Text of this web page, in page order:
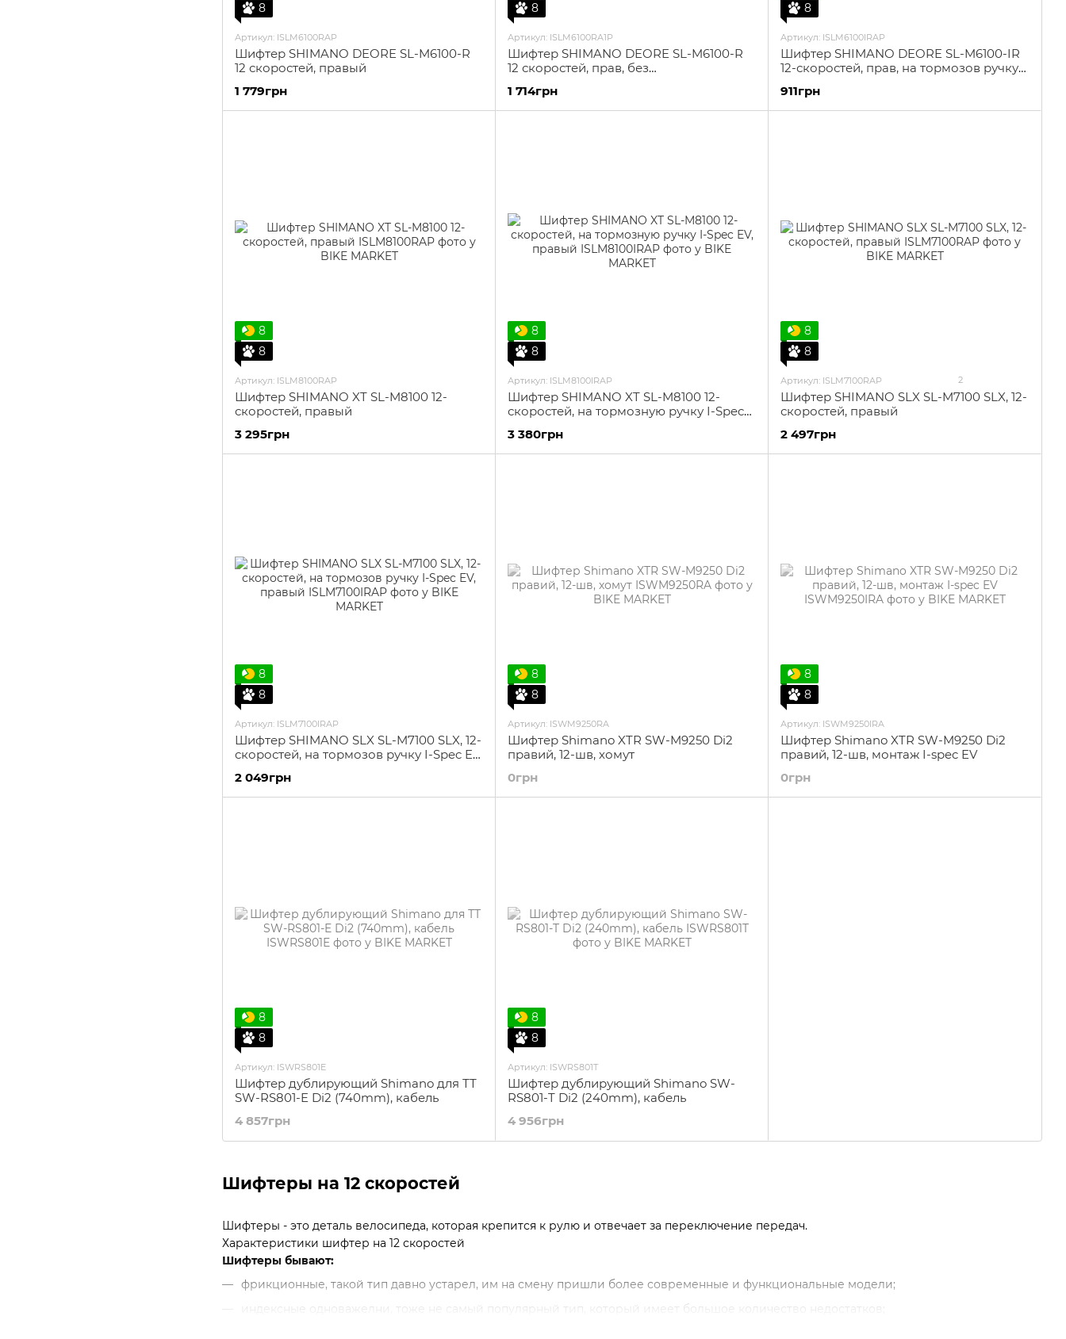
Шифтеры на 12 скоростей
Шифтеры - это деталь велосипеда, которая крепится к рулю и отвечает за переключение передач.
Характеристики шифтер на 12 скоростей
Шифтеры бывают:
фрикционные, такой тип давно устарел, им на смену пришли более современные и функциональные модели;
индексные одноважелни, тоже не самый популярный тип, который имеет большое количество недостатков;
8
Артикул: ISLM6100RAP
Шифтер SHIMANO DEORE SL-M6100-R
12 скоростей, правый
1 779грн
8
Артикул: ISLM6100RA1P
Шифтер SHIMANO DEORE SL-M6100-R
12 скоростей, прав, без
1 714грн
8
Артикул: ISLM6100IRAP
Шифтер SHIMANO DEORE SL-M6100-IR
12-скоростей, прав, на тормозов ручку
911грн
8
8
Артикул: ISLM8100RAP
Шифтер SHIMANO XT SL-M8100 12-
скоростей, правый
3 295грн
8
8
Артикул: ISLM8100IRAP
Шифтер SHIMANO XT SL-M8100 12-
скоростей, на тормозную ручку I-Spec
3 380грн
8
8
Артикул: ISLM7100RAP 2
Шифтер SHIMANO SLX SL-M7100 SLX, 12-
скоростей, правый
2 497грн
8
8
Артикул: ISLM7100IRAP
Шифтер SHIMANO SLX SL-M7100 SLX, 12-
скоростей, на тормозов ручку I-Spec EV,
2 049грн
8
8
Артикул: ISWM9250RA
Шифтер Shimano XTR SW-M9250 Di2
правий, 12-шв, хомут
0грн
8
8
Артикул: ISWM9250IRA
Шифтер Shimano XTR SW-M9250 Di2
правий, 12-шв, монтаж I-spec EV
0грн
8
8
Артикул: ISWRS801E
Шифтер дублирующий Shimano для ТТ
SW-RS801-E Di2 (740mm), кабель
4 857грн
8
8
Артикул: ISWRS801T
Шифтер дублирующий Shimano SW-
RS801-T Di2 (240mm), кабель
4 956грн